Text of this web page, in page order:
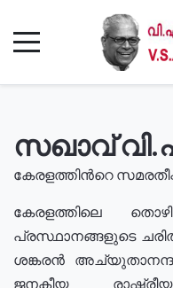
സഖാവ്
കേരളത്തിൻറെ
കേരളത്തിലെ
പ്രസ്ഥാനങ്ങളുടെ
ശങ്കരൻ
ജനകീയ